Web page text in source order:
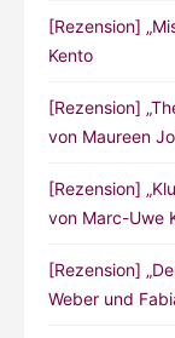
[Rezension]
Kento
[Rezension]
von Maureen
[Rezension]
von Marc-Uwe
[Rezension]
Weber und